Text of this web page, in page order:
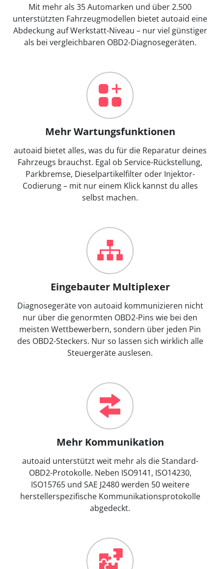
Mit mehr als 35 Automarken und über 2.500
unterstützten Fahrzeugmodellen bietet autoaid eine
Abdeckung auf Werkstatt-Niveau – nur viel günstiger
als bei vergleichbaren OBD2-Diagnosegeräten.
Mehr Wartungsfunktionen
autoaid bietet alles, was du für die Reparatur deines
Fahrzeugs brauchst. Egal ob Service-Rückstellung,
Parkbremse, Dieselpartikelfilter oder Injektor-
Codierung – mit nur einem Klick kannst du alles
selbst machen.
Eingebauter Multiplexer
Diagnosegeräte von autoaid kommunizieren nicht
nur über die genormten OBD2-Pins wie bei den
meisten Wettbewerbern, sondern über jeden Pin
des OBD2-Steckers. Nur so lassen sich wirklich alle
Steuergeräte auslesen.
Mehr Kommunikation
autoaid unterstützt weit mehr als die Standard-
OBD2-Protokolle. Neben ISO9141, ISO14230,
ISO15765 und SAE J2480 werden 50 weitere
herstellerspezifische Kommunikationsprotokolle
abgedeckt.